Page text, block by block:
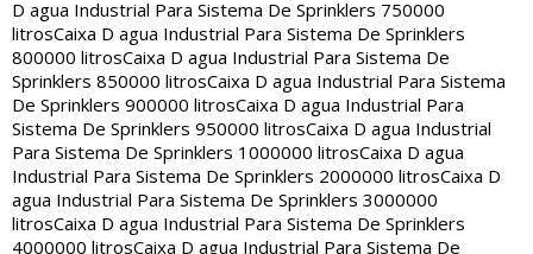
D agua Industrial Para Sistema De Sprinklers 750000
litrosCaixa D agua Industrial Para Sistema De Sprinklers
800000 litrosCaixa D agua Industrial Para Sistema De
Sprinklers 850000 litrosCaixa D agua Industrial Para Sistema
De Sprinklers 900000 litrosCaixa D agua Industrial Para
Sistema De Sprinklers 950000 litrosCaixa D agua Industrial
Para Sistema De Sprinklers 1000000 litrosCaixa D agua
Industrial Para Sistema De Sprinklers 2000000 litrosCaixa D
agua Industrial Para Sistema De Sprinklers 3000000
litrosCaixa D agua Industrial Para Sistema De Sprinklers
4000000 litrosCaixa D agua Industrial Para Sistema De